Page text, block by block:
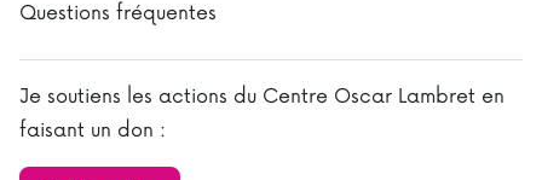
Questions fréquentes
Je soutiens les actions du Centre Oscar Lambret en
faisant un don :